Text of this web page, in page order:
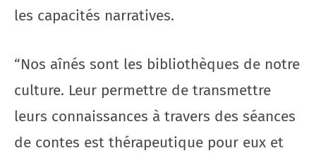
les capacités narratives.
“Nos aînés sont les bibliothèques de notre
culture. Leur permettre de transmettre
leurs connaissances à travers des séances
de contes est thérapeutique pour eux et